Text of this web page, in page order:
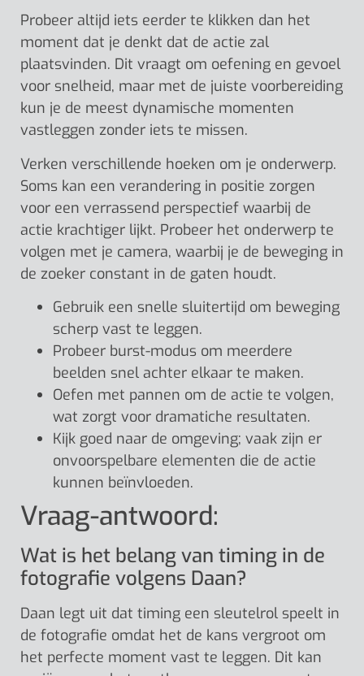
Probeer altijd iets eerder te klikken dan het
moment dat je denkt dat de actie zal
plaatsvinden. Dit vraagt om oefening en gevoel
voor snelheid, maar met de juiste voorbereiding
kun je de meest dynamische momenten
vastleggen zonder iets te missen.
Verken verschillende hoeken om je onderwerp.
Soms kan een verandering in positie zorgen
voor een verrassend perspectief waarbij de
actie krachtiger lijkt. Probeer het onderwerp te
volgen met je camera, waarbij je de beweging in
de zoeker constant in de gaten houdt.
Gebruik een snelle sluitertijd om beweging
scherp vast te leggen.
Probeer burst-modus om meerdere
beelden snel achter elkaar te maken.
Oefen met pannen om de actie te volgen,
wat zorgt voor dramatiche resultaten.
Kijk goed naar de omgeving; vaak zijn er
onvoorspelbare elementen die de actie
kunnen beïnvloeden.
Vraag-antwoord:
Wat is het belang van timing in de
fotografie volgens Daan?
Daan legt uit dat timing een sleutelrol speelt in
de fotografie omdat het de kans vergroot om
het perfecte moment vast te leggen. Dit kan